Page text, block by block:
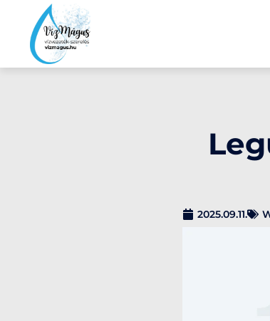
2025.09.11.